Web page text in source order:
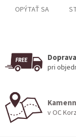
OPÝTAŤ SA
pri
v OC